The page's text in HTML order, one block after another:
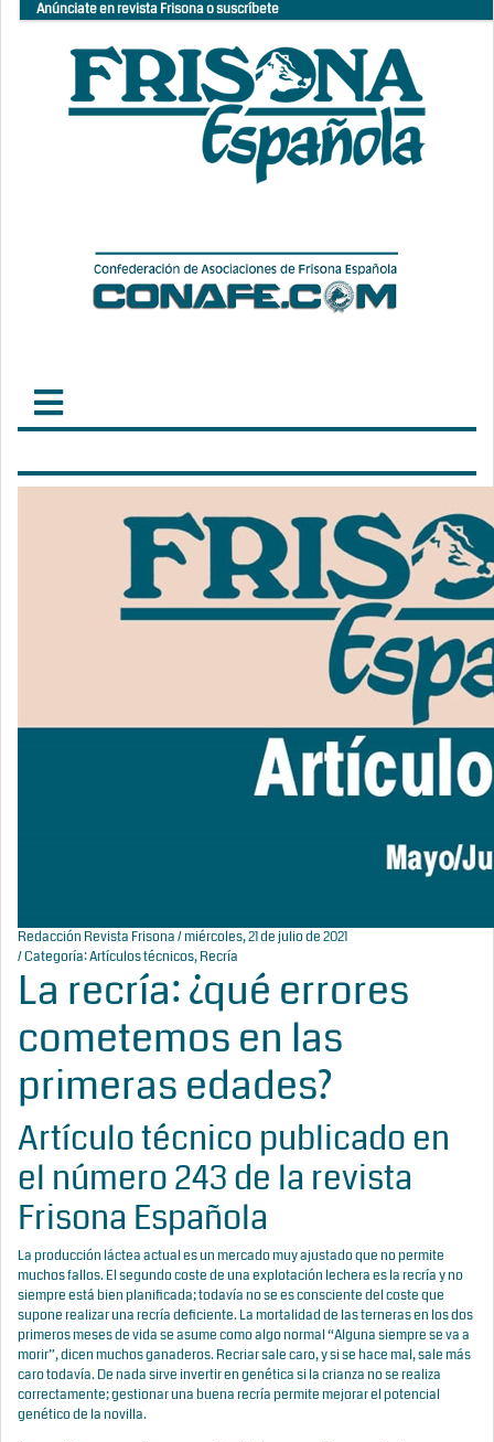
Anúnciate en revista Frisona o suscríbete
Redacción Revista Frisona/ miércoles, 21 de julio de 2021
/ Categoría:Artículos técnicos,Recría
La recría: ¿qué errores
cometemos en las
primeras edades?
Artículo técnico publicado en
el número 243 de la revista
Frisona Española
La producción láctea actual es un mercado muy ajustado que no permite
muchos fallos. El segundo coste de una explotación lechera es la recría y no
siempre está bien planificada; todavía no se es consciente del coste que
supone realizar una recría deficiente. La mortalidad de las terneras en los dos
primeros meses de vida se asume como algo normal “Alguna siempre se va a
morir”, dicen muchos ganaderos. Recriar sale caro, y si se hace mal, sale más
caro todavía. De nada sirve invertir en genética si la crianza no se realiza
correctamente; gestionar una buena recría permite mejorar el potencial
genético de la novilla.